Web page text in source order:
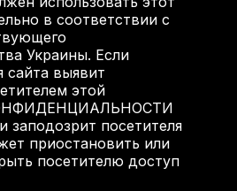
в соответствии с
Украины. Если
сайта выявит
этой
посетителя
приостановить или
посетителю доступ